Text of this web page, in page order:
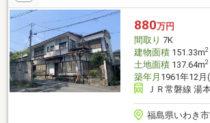
クロス(1階各居室・廊下)▼周辺環境・西友南仙
120m)■ ご希望の住まい探しをお手伝いしま
物件の詳細・ご相談はお気軽にお問い合わせくだ
880万円
間取り 7K
建物面積151.33m2
土地面積137.64m2
築年月 1961年12
ＪＲ常磐線 湯
福島県いわき